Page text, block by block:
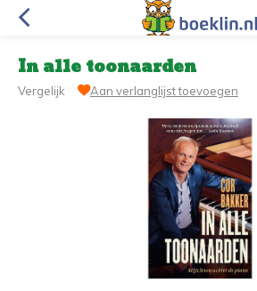
In alle toonaarden
Vergelijk Aan verlanglijst toevoegen